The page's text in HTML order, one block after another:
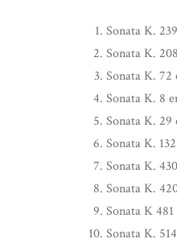
Sonata K.
Sonata K.
Sonata K.
Sonata K. 8
Sonata K.
Sonata K.
Sonata K.
Sonata K.
Sonata K
Sonata K.